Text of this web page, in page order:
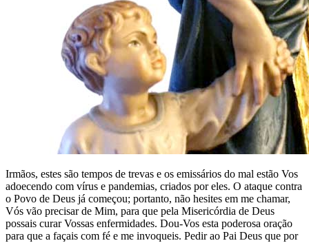
Irmãos, estes são tempos de trevas e os emissários do mal estão Vos
adoecendo com vírus e pandemias, criados por eles. O ataque contra
o Povo de Deus já começou; portanto, não hesites em me chamar,
Vós vão precisar de Mim, para que pela Misericórdia de Deus
possais curar Vossas enfermidades. Dou-Vos esta poderosa oração
para que a façais com fé e me invoqueis. Pedir ao Pai Deus que por